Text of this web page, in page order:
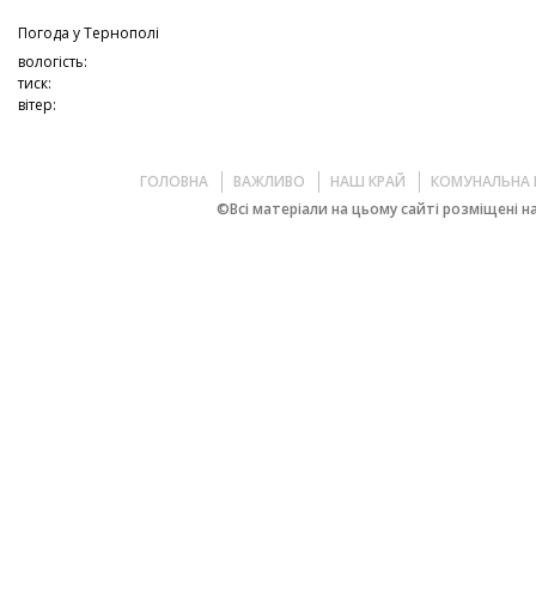
Погода уТернополі
вологість:
тиск:
вітер:
ГОЛОВНА ВАЖЛИВО НАШ КРАЙ
КОМУНАЛЬНА
©Всі матеріали на цьому сайті розміщені